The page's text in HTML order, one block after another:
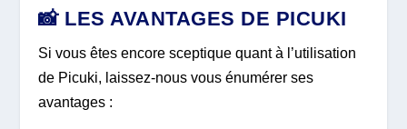
📸 LES AVANTAGES DE PICUKI
Si vous êtes encore sceptique quant à l’utilisation
de Picuki, laissez-nous vous énumérer ses
avantages :